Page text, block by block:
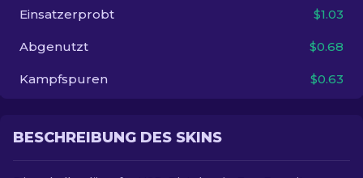
Einsatzerprobt $1.03
Abgenutzt $0.68
Kampfspuren $0.63
BESCHREIBUNG DES SKINS